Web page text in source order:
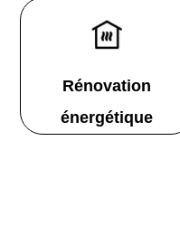
Rénovation
énergétique